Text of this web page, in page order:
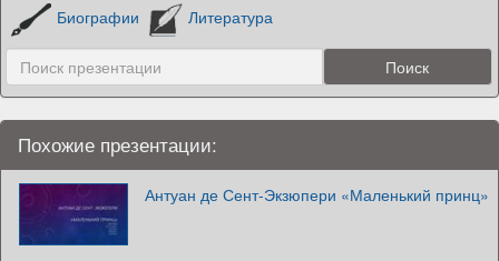
Биографии Литература
Похожие презентации:
Антуан де Сент-Экзюпери «Маленький принц»